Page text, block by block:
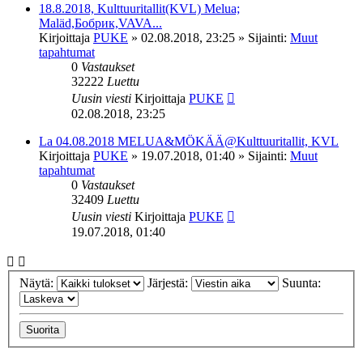
18.8.2018, Kulttuuritallit(KVL) Melua;
Maläd,Бобрик,VAVA...
Kirjoittaja PUKE » 02.08.2018, 23:25 » Sijainti: Muut
tapahtumat
0 Vastaukset
32222 Luettu
Uusin viesti Kirjoittaja PUKE
02.08.2018, 23:25
La 04.08.2018 MELUA&MÖKÄÄ@Kulttuuritallit, KVL
Kirjoittaja PUKE » 19.07.2018, 01:40 » Sijainti: Muut
tapahtumat
0 Vastaukset
32409 Luettu
Uusin viesti Kirjoittaja PUKE
19.07.2018, 01:40
Näytä: Järjestä: Suunta: